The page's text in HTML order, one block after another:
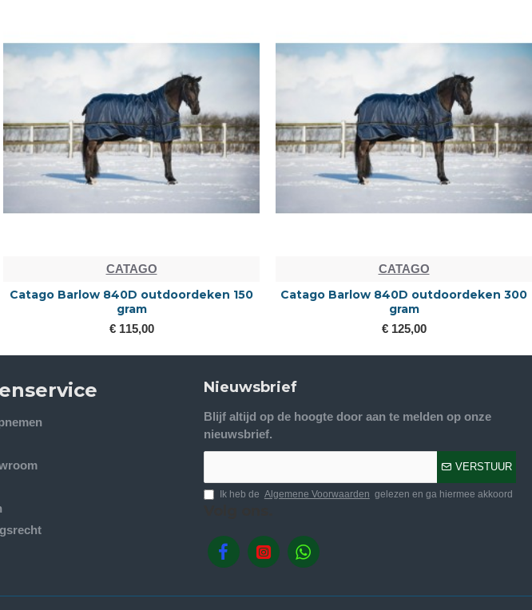
CATAGO
Catago Barlow 840D outdoordeken 150
gram
€ 115,00
CATAGO
Catago Barlow 840D outdoordeken 300
gram
€ 125,00
Nieuwsbrief
Blijf altijd op de hoogte door aan te melden op onze
nieuwsbrief.
VERSTUUR
Ik heb de Algemene Voorwaarden gelezen en ga hiermee akkoord